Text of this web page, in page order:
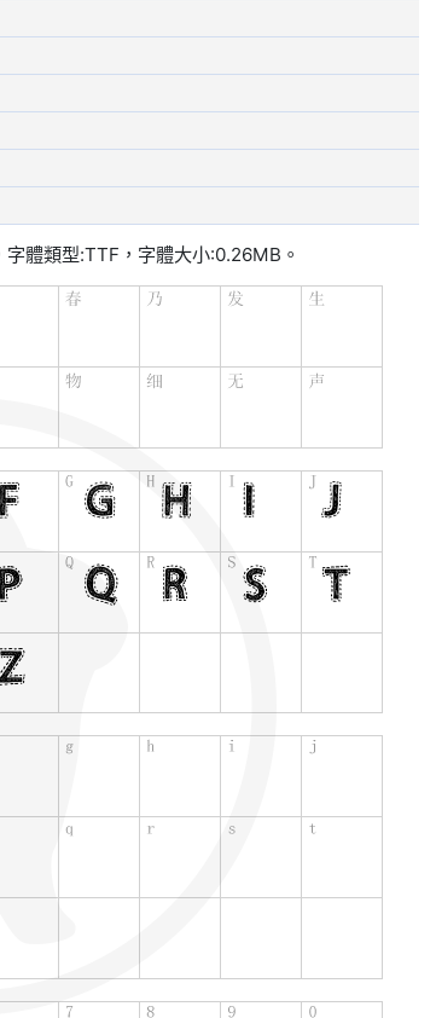
字體類型:TTF ，字體大小:0.26MB。